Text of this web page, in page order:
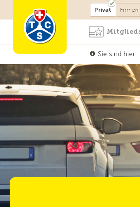
Mitglied werden
Privat Firmen
Sie sind hier: